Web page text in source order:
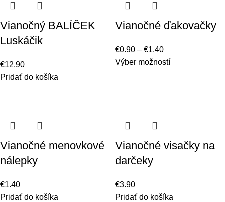
Vianočný BALÍČEK
Luskáčik
€12.90
Pridať do košíka
Vianočné ďakovačky
€0.90 – €1.40
Výber možností
Vianočné menovkové
nálepky
€1.40
Pridať do košíka
Vianočné visačky na
darčeky
€3.90
Pridať do košíka